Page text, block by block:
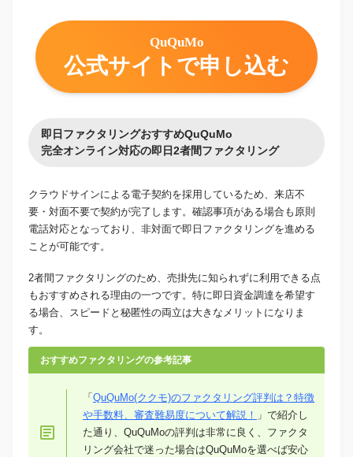
QuQuMo
公式サイトで申し込む
即日ファクタリングおすすめQuQuMo
完全オンライン対応の即日2者間ファクタリング
クラウドサインによる電子契約を採用しているため、来店不
要・対面不要で契約が完了します。確認事項がある場合も原則
電話対応となっており、非対面で即日ファクタリングを進める
ことが可能です。
2者間ファクタリングのため、売掛先に知られずに利用できる点
もおすすめされる理由の一つです。特に即日資金調達を希望す
る場合、スピードと秘匿性の両立は大きなメリットになりま
す。
おすすめファクタリングの参考記事
「 QuQuMo(ククモ)のファクタリング評判は？特徴
や手数料、審査難易度について解説！ 」で紹介し
た通り、QuQuMoの評判は非常に良く、ファクタ
リング会社で迷った場合はQuQuMoを選べば安心